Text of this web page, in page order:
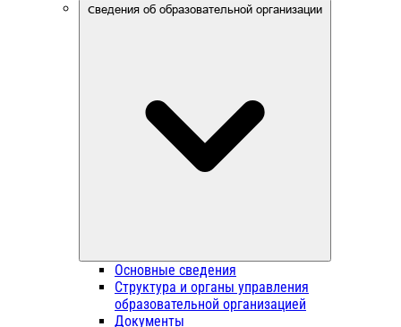
Сведения об образовательной организации
Основные сведения
Структура и органы управления
образовательной организацией
Документы